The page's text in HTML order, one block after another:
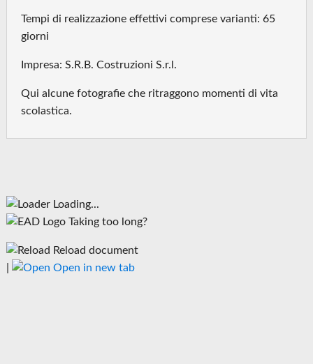
Tempi di realizzazione effettivi comprese varianti: 65
giorni
Impresa: S.R.B. Costruzioni S.r.l.
Qui alcune fotografie che ritraggono momenti di vita
scolastica.
Loading...
Taking too long?
Reload document
Open in new tab